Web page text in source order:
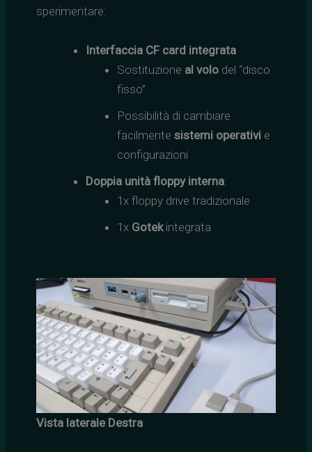
sperimentare:
Interfaccia CF card integrata
Sostituzione al volo del “disco
fisso”
Possibilità di cambiare
facilmentesistemi operativi e
configurazioni
Doppia unità floppy interna:
1x floppy drive tradizionale
1x Gotekintegrata
Vista laterale Destra